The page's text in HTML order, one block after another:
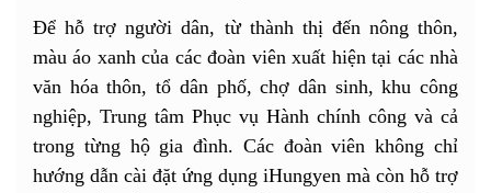
Để hỗ trợ người dân, từ thành thị đến nông thôn,
màu áo xanh của các đoàn viên xuất hiện tại các nhà
văn hóa thôn, tổ dân phố, chợ dân sinh, khu công
nghiệp, Trung tâm Phục vụ Hành chính công và cả
trong từng hộ gia đình. Các đoàn viên không chỉ
hướng dẫn cài đặt ứng dụng iHungyen mà còn hỗ trợ